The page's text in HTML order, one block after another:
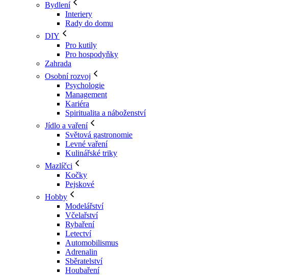
Bydlení
Interiery
Rady do domu
DIY
Pro kutily
Pro hospodyňky
Zahrada
Osobní rozvoj
Psychologie
Management
Kariéra
Spiritualita a náboženství
Jídlo a vaření
Světová gastronomie
Levné vaření
Kulinářské triky
Mazlíčci
Kočky
Pejskové
Hobby
Modelářství
Včelařství
Rybaření
Letectví
Automobilismus
Adrenalin
Sběratelství
Houbaření